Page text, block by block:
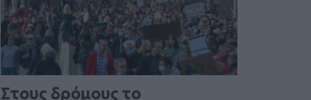
Στους δρόμους το